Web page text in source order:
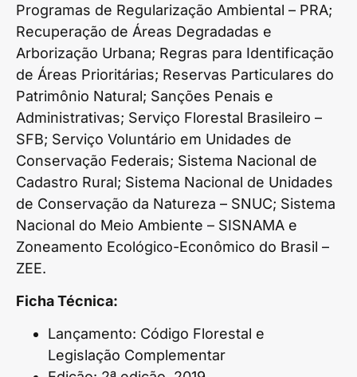
Programas de Regularização Ambiental – PRA;
Recuperação de Áreas Degradadas e
Arborização Urbana; Regras para Identificação
de Áreas Prioritárias; Reservas Particulares do
Patrimônio Natural; Sanções Penais e
Administrativas; Serviço Florestal Brasileiro –
SFB; Serviço Voluntário em Unidades de
Conservação Federais; Sistema Nacional de
Cadastro Rural; Sistema Nacional de Unidades
de Conservação da Natureza – SNUC; Sistema
Nacional do Meio Ambiente – SISNAMA e
Zoneamento Ecológico-Econômico do Brasil –
ZEE.
Ficha Técnica:
Lançamento: Código Florestal e
Legislação Complementar